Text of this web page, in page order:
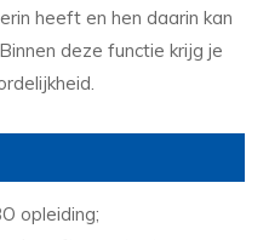
heeft en hen daarin kan
deze functie krijg je
opleiding;